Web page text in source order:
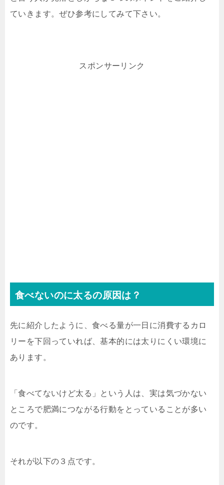
ていきます。ぜひ参考にしてみて下さい。
スポンサーリンク
食べないのに太るの原因は？
先に紹介したように、食べる量が一日に消費するカロ
リーを下回っていれば、基本的には太りにくい環境に
あります。
「食べてないけど太る」という人は、実は気づかない
ところで肥満につながる行動をとっていることが多い
のです。
それが以下の３点です。